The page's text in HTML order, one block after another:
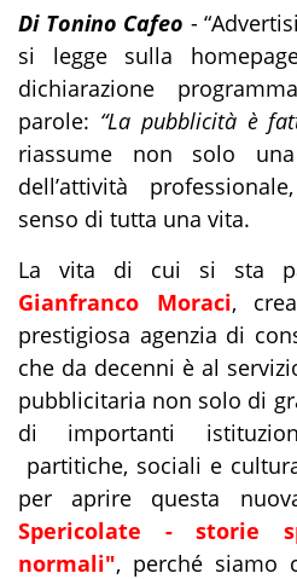
Di Tonino Cafeo -
si legge sulla
dichiarazione
parole: “La pubblicità è
riassume non solo
dell’attività
senso di tutta una vita.
La vita di cui si sta
Gianfranco Moraci,
prestigiosa agenzia di
che da decenni è al
pubblicitaria non solo di
di importanti
partitiche, sociali e
per aprire questa
Spericolate - storie
normali", perché siamo